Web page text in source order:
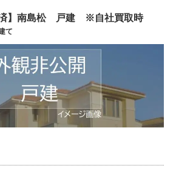
済】南島松 戸建 ※自社買取時
て